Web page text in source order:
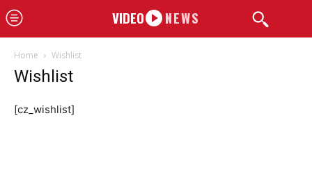
VIDEO NEWS
Home Wishlist
Wishlist
[cz_wishlist]